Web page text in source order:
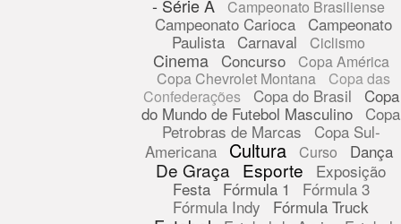
- Série A
Campeonato Brasiliense
Campeonato Carioca
Campeonato
Paulista Carnaval Ciclismo
Cinema Concurso
Copa América
Copa Chevrolet Montana
Copa das
Confederações
Copa do Brasil Copa
do Mundo de Futebol Masculino Copa
Petrobras de Marcas
Copa Sul-
Americana
Cultura Curso Dança
De Graça Esporte
Exposição
Festa
Fórmula 1
Fórmula 3
Fórmula Indy
Fórmula Truck